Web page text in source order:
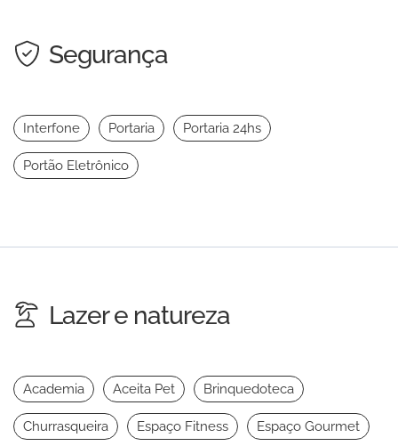
Segurança
Interfone Portaria Portaria 24hs
Portão Eletrônico
Lazer e natureza
Academia Aceita Pet Brinquedoteca
Churrasqueira Espaço Fitness Espaço Gourmet